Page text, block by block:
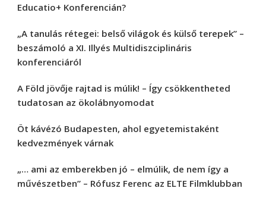
Educatio+ Konferencián?
„A tanulás rétegei: belső világok és külső terepek” –
beszámoló a XI. Illyés Multidiszciplináris
konferenciáról
A Föld jövője rajtad is múlik! – Így csökkentheted
tudatosan az ökolábnyomodat
Öt kávézó Budapesten, ahol egyetemistaként
kedvezmények várnak
„… ami az emberekben jó – elmúlik, de nem így a
művészetben” – Rófusz Ferenc az ELTE Filmklubban